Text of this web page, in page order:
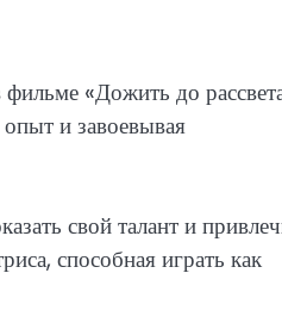
«Дожить до
и завоевывая
свой талант и
способная играть как